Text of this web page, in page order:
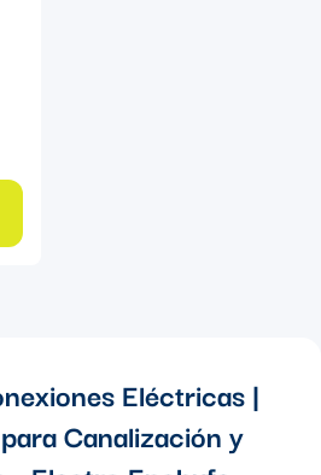
Eléctricas |
Canalización y